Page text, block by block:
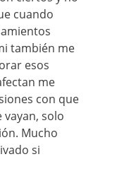
cuando
también me
esos
me
con que
solo
Mucho
si